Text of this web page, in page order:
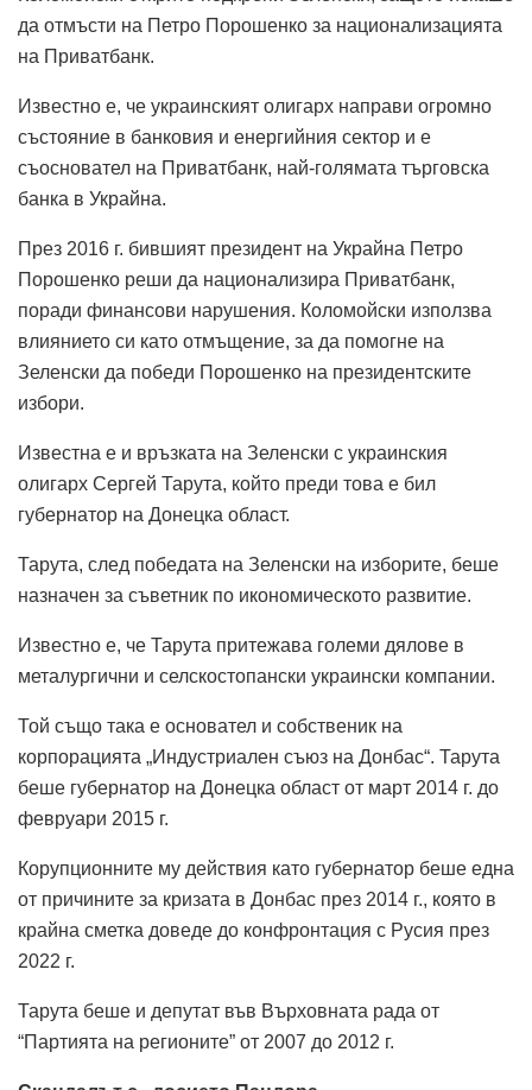
да отмъсти на Петро Порошенко за национализацията
на Приватбанк.
Известно е, че украинският олигарх направи огромно
състояние в банковия и енергийния сектор и е
съосновател на Приватбанк, най-голямата търговска
банка в Украйна.
През 2016 г. бившият президент на Украйна Петро
Порошенко реши да национализира Приватбанк,
поради финансови нарушения. Коломойски използва
влиянието си като отмъщение, за да помогне на
Зеленски да победи Порошенко на президентските
избори.
Известна е и връзката на Зеленски с украинския
олигарх Сергей Тарута, който преди това е бил
губернатор на Донецка област.
Тарута, след победата на Зеленски на изборите, беше
назначен за съветник по икономическото развитие.
Известно е, че Тарута притежава големи дялове в
металургични и селскостопански украински компании.
Той също така е основател и собственик на
корпорацията „Индустриален съюз на Донбас“. Тарута
беше губернатор на Донецка област от март 2014 г. до
февруари 2015 г.
Корупционните му действия като губернатор беше една
от причините за кризата в Донбас през 2014 г., която в
крайна сметка доведе до конфронтация с Русия през
2022 г.
Тарута беше и депутат във Върховната рада от
“Партията на регионите” от 2007 до 2012 г.